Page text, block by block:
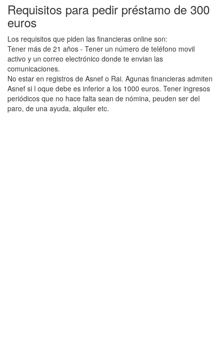
Requisitos para pedir préstamo de 300
euros
Los requisitos que piden las financieras online son:
Tener más de 21 años - Tener un número de teléfono movil
activo y un correo electrónico donde te envian las
comunicaciones.
No estar en registros de Asnef o Rai. Agunas financieras admiten
Asnef si l oque debe es inferior a los 1000 euros. Tener ingresos
periódicos que no hace falta sean de nómina, peuden ser del
paro, de una ayuda, alquiler etc.